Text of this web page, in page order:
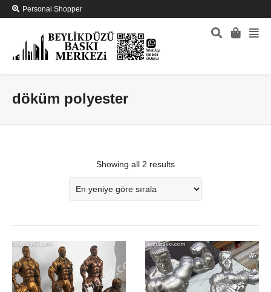
Personal Shopper
döküm polyester
Showing all 2 results